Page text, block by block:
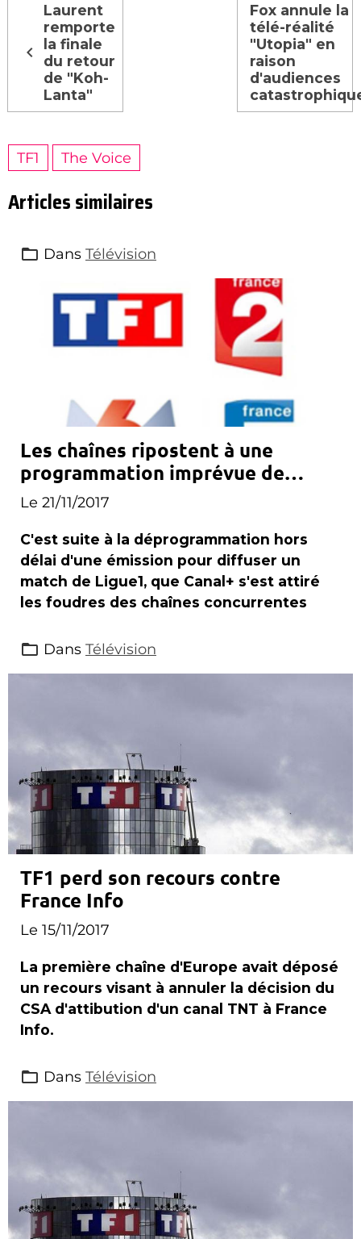
Laurent
remporte
la finale
du retour
de "Koh-
Lanta"
Fox annule la
télé-réalité
"Utopia" en
raison
d'audiences
TF1 The Voice
Articles similaires
Dans Télévision
Les chaînes ripostent à une
programmation imprévue de
Canal+
Le 21/11/2017
C'est suite à la déprogrammation hors
délai d'une émission pour diffuser un
match de Ligue1, que Canal+ s'est attiré
les foudres des chaînes concurrentes
Dans Télévision
TF1 perd son recours contre
France Info
Le 15/11/2017
La première chaîne d'Europe avait déposé
un recours visant à annuler la décision du
CSA d'attibution d'un canal TNT à France
Info.
Dans Télévision